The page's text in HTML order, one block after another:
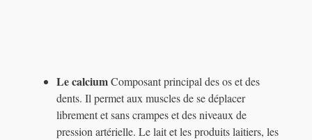
Le calciumComposant principal des os et des
dents. Il permet aux muscles de se déplacer
librement et sans crampes et des niveaux de
pression artérielle. Le lait et les produits laitiers, les